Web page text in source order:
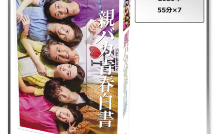
｜親バカ青春白書 ｜2020年 ｜55分×7 ｜妻を10年前に亡くした小説家の
父は、愛する娘2人暮らし。娘が大学に合格、なんと父も合格。小中高ず
っと女子校の娘に悪い男がつかないか心配で内緒で大学を受験してた。父
と娘が一緒に大学に通うことに。